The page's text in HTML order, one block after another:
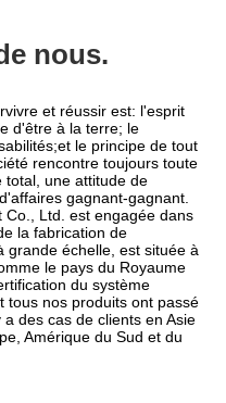
nous.
et réussir est: l'esprit
d'être à la terre; le
le principe de tout
rencontre toujours toute
total, une attitude de
gagnant-gagnant.
Co., Ltd. est engagée dans
la fabrication de
grande échelle, est située à
le pays du Royaume
du système
tous nos produits ont passé
des cas de clients en Asie
Amérique du Sud et du